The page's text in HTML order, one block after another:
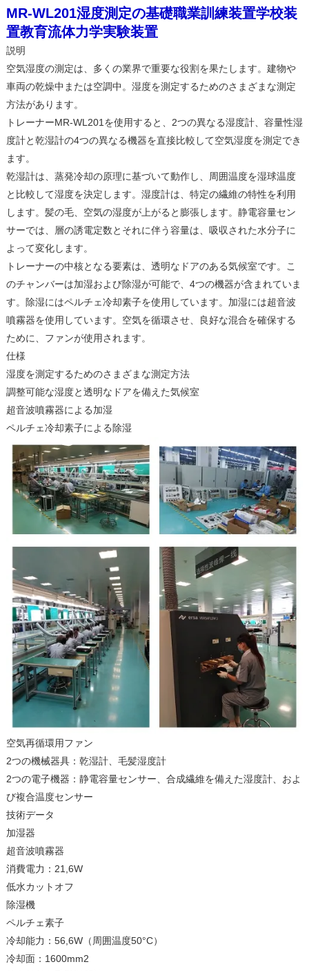
MR-WL201湿度測定の基礎職業訓練装置学校装
置教育流体力学実験装置
説明
空気湿度の測定は、多くの業界で重要な役割を果たします。建物や
車両の乾燥中または空調中。湿度を測定するためのさまざまな測定
方法があります。
トレーナーMR-WL201を使用すると、2つの異なる湿度計、容量性湿
度計と乾湿計の4つの異なる機器を直接比較して空気湿度を測定でき
ます。
乾湿計は、蒸発冷却の原理に基づいて動作し、周囲温度を湿球温度
と比較して湿度を決定します。湿度計は、特定の繊維の特性を利用
します。髪の毛、空気の湿度が上がると膨張します。静電容量セン
サーでは、層の誘電定数とそれに伴う容量は、吸収された水分子に
よって変化します。
トレーナーの中核となる要素は、透明なドアのある気候室です。こ
のチャンバーは加湿および除湿が可能で、4つの機器が含まれていま
す。除湿にはペルチェ冷却素子を使用しています。加湿には超音波
噴霧器を使用しています。空気を循環させ、良好な混合を確保する
ために、ファンが使用されます。
仕様
湿度を測定するためのさまざまな測定方法
調整可能な湿度と透明なドアを備えた気候室
超音波噴霧器による加湿
ペルチェ冷却素子による除湿
空気再循環用ファン
2つの機械器具：乾湿計、毛髪湿度計
2つの電子機器：静電容量センサー、合成繊維を備えた湿度計、およ
び複合温度センサー
技術データ
加湿器
超音波噴霧器
消費電力：21,6W
低水カットオフ
除湿機
ペルチェ素子
冷却能力：56,6W（周囲温度50°C）
冷却面：1600mm2